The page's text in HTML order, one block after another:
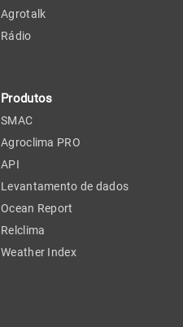
Agrotalk
Rádio
Produtos
SMAC
Agroclima PRO
API
Levantamento de dados
Ocean Report
Relclima
Weather Index